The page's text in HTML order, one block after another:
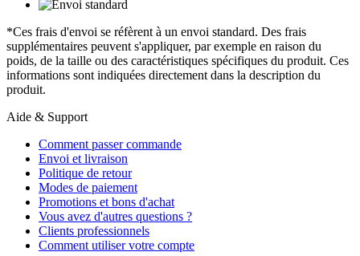
*Ces frais d'envoi se réfèrent à un envoi standard. Des frais
supplémentaires peuvent s'appliquer, par exemple en raison du
poids, de la taille ou des caractéristiques spécifiques du produit. Ces
informations sont indiquées directement dans la description du
produit.
Aide & Support
Comment passer commande
Envoi et livraison
Politique de retour
Modes de paiement
Promotions et bons d'achat
Vous avez d'autres questions ?
Clients professionnels
Comment utiliser votre compte